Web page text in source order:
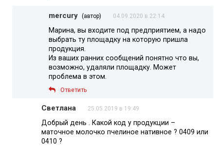
mercury (автор) 04.09.2020 в 22:14
Марина, вы входите под предприятием, а надо
выбрать ту площадку на которую пришла
продукция.
Из ваших ранних сообщений понятно что вы,
возможно, удаляли площадку. Может
проблема в этом.
Ответить
Светлана 25.05.2019 в 19:49
Добрый день . Какой код у продукции –
маточное молочко пчелиное нативное ? 0409 или
0410 ?